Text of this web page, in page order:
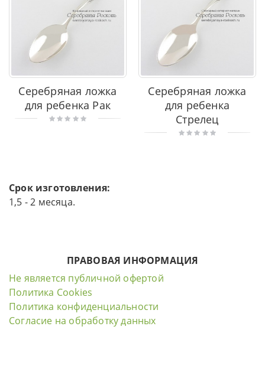
Серебряная ложка
для ребенка Рак
Серебряная ложка
для ребенка
Стрелец
Срок изготовления:
1,5 - 2 месяца.
ПРАВОВАЯ ИНФОРМАЦИЯ
Не является публичной офертой
Политика Cookies
Политика конфиденциальности
Согласие на обработку данных